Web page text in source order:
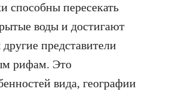
способны пересекать
воды и достигают
представители
рифам. Это
вида, географии